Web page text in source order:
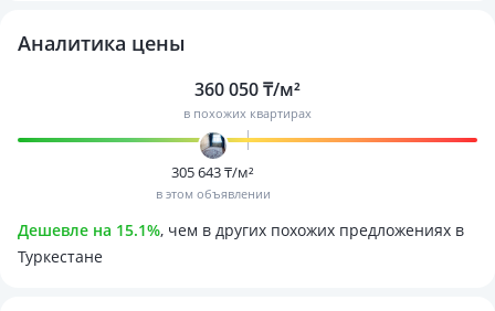
Аналитика цены
360 050 ₸/м²
в похожих квартирах
305 643 ₸/м²
в этом объявлении
Дешевле на 15.1%, чем в других похожих предложениях в
Туркестане